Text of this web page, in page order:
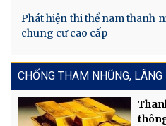
Phát hiện thi thể nam thanh
chung cư cao cấp
CHỐNG THAM NHŨNG, LÃNG